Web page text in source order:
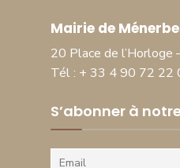
Mairie de
20 Place de
Tél : + 33 4 90 72 22
S’abonner à